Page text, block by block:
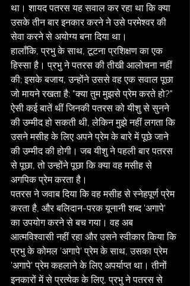
था। शायद पतरस यह सवाल कर रहा था कि क्या
उसके तीन बार इनकार करने ने उसे परमेश्वर की
सेवा करने से अयोग्य बना दिया था।
हालाँकि, प्रभु के साथ, टूटना प्रशिक्षण का एक
हिस्सा है। प्रभु ने पतरस की तीखी आलोचना नहीं
की; इसके बजाय, उन्होंने उससे वह एक सवाल पूछा
जो मायने रखता है: "क्या तुम मुझसे प्रेम करते हो?"
ऐसी कई बातें थीं जिनकी पतरस को यीशु से सुनने
की उम्मीद हो सकती थी, लेकिन मुझे नहीं लगता कि
उसने मसीह के लिए अपने प्रेम के बारे में पूछे जाने
की उम्मीद की होगी। जब यीशु ने पहली बार पतरस
से पूछा, तो उन्होंने पूछा कि क्या वह मसीह से
अगपिक प्रेम करता है।
पतरस ने जवाब दिया कि वह मसीह से स्नेहपूर्ण प्रेम
करता है, और बलिदान-परक यूनानी शब्द 'अगापे'
का उपयोग करने से बच गया। वह अब
आत्मविश्वासी नहीं रहा और उसने स्वीकार किया कि
प्रभु के कोमल 'अगापे' प्रेम के साथ, उसका प्रेम
'अगापे' प्रेम कहलाने के लिए अपर्याप्त था। तीनों
इनकारों में से प्रत्येक के लिए, प्रभु ने पतरस से